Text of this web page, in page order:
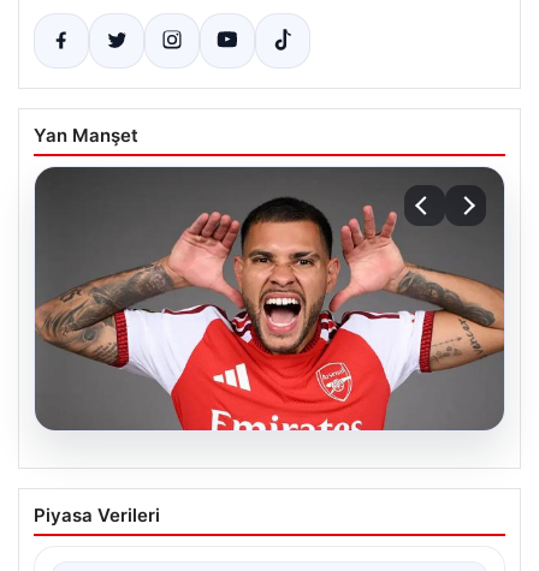
Yan Manşet
08.08.2026
Arsenal, Bruno Guimaraes’i transfer etti
Piyasa Verileri